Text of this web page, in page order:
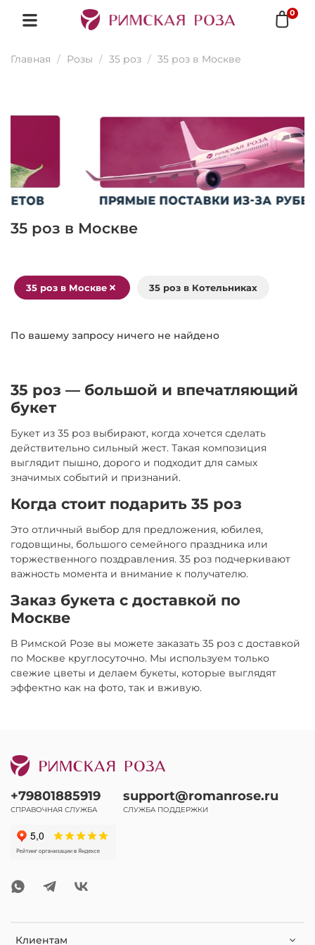
0
Главная Розы 35 роз 35 роз в Москве
35 роз в Москве
35 роз в Москве 35 роз в Котельниках
По вашему запросу ничего не найдено
35 роз — большой и впечатляющий
букет
Букет из 35 роз выбирают, когда хочется сделать
действительно сильный жест. Такая композиция
выглядит пышно, дорого и подходит для самых
значимых событий и признаний.
Когда стоит подарить 35 роз
Это отличный выбор для предложения, юбилея,
годовщины, большого семейного праздника или
торжественного поздравления. 35 роз подчеркивают
важность момента и внимание к получателю.
Заказ букета с доставкой по
Москве
В Римской Розе вы можете заказать 35 роз с доставкой
по Москве круглосуточно. Мы используем только
свежие цветы и делаем букеты, которые выглядят
эффектно как на фото, так и вживую.
Клиентам
+79801885919
СПРАВОЧНАЯ СЛУЖБА
support@romanrose.ru
СЛУЖБА ПОДДЕРЖКИ